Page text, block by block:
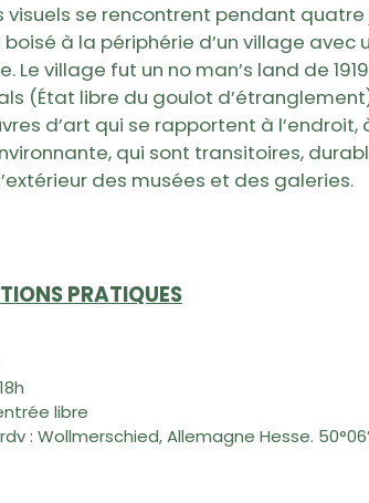
visuels se rencontrent pendant quatre
boisé à la périphérie d’un village avec
Le village fut un no man’s land de
(État libre du goulot
d’art qui se rapportent à l’endroit,
qui sont transitoires,
des musées et des galeries.
PRATIQUES
libre
: Wollmerschied, Allemagne Hesse.